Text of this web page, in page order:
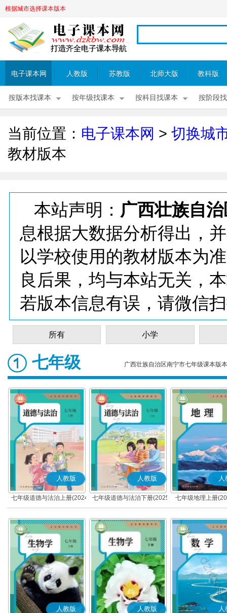
根据城市选择课本版本
电子课本网 人教版 苏教版 北师大版 教科版
按版本找课本 按年级找课本 按科目找课本 按阶段
当前位置： 电子课本网 > 切换城
教材版本
本站声明： 广西壮族自
息根据大数据分析得出，
以学校使用的教材版本为
良后果，均与本站无关，
若版本信息有误，请微信
所有 小学
七年级 广西壮族自治区南宁市七年级课本版本
人教版
七年级道德与法治上册(2024
秋版)(部编版)
人教版
七年级道德与法治下册(2025
春版)(部编版)
人
七年级地理上册
人教版 人教版 人